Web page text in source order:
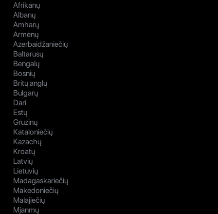
Afrikanų
Albanų
Amharų
Armėnų
Azerbaidžaniečių
Baltarusų
Bengalų
Bosnių
Britų anglų
Bulgarų
Dari
Estų
Gruzinų
Kataloniečių
Kazachų
Kroatų
Latvių
Lietuvių
Madagaskariečių
Makedoniečių
Malajiečių
Mjanmų